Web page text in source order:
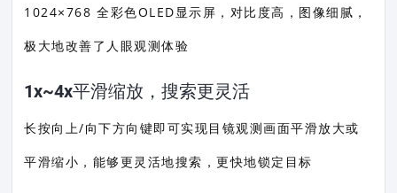
1024×768 全彩色OLED显示屏，对比度高，图像细腻，
极大地改善了人眼观测体验
1x~4x平滑缩放，搜索更灵活
长按向上/向下方向键即可实现目镜观测画面平滑放大或
平滑缩小，能够更灵活地搜索，更快地锁定目标